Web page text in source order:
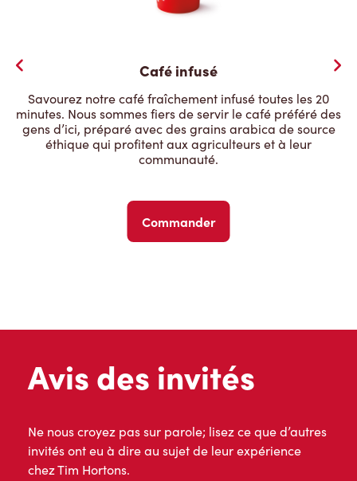
Café infusé
Savourez notre café fraîchement infusé toutes les 20
minutes. Nous sommes fiers de servir le café préféré des
gens d’ici, préparé avec des grains arabica de source
éthique qui profitent aux agriculteurs et à leur
communauté.
Commander
Avis des invités
Ne nous croyez pas sur parole; lisez ce que d’autres
invités ont eu à dire au sujet de leur expérience
chez Tim Hortons.